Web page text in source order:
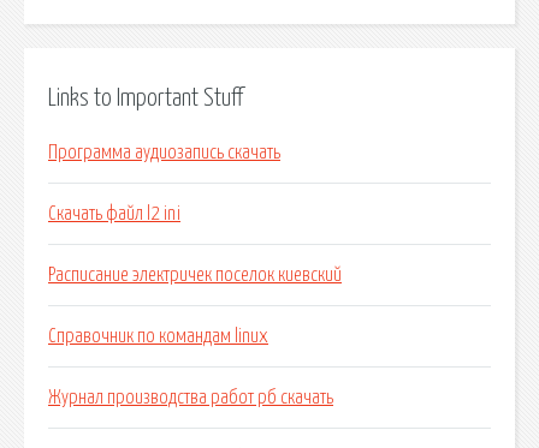
Links to Important Stuff
Программа аудиозапись скачать
Скачать файл l2 ini
Расписание электричек поселок киевский
Справочник по командам linux
Журнал производства работ рб скачать